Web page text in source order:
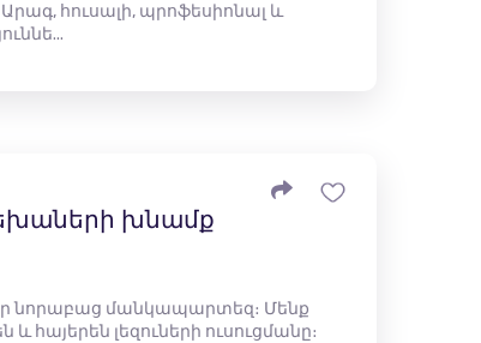
հուսալի, պրոֆեսիոնալ և
խնամք
նորաբաց մանկապարտեզ։ Մենք
հայերեն լեզուների ուսուցմանը։